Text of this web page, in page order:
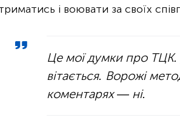
і воювати за своїх
Це мої думки про
вітається. Ворожі
коментарях — ні.